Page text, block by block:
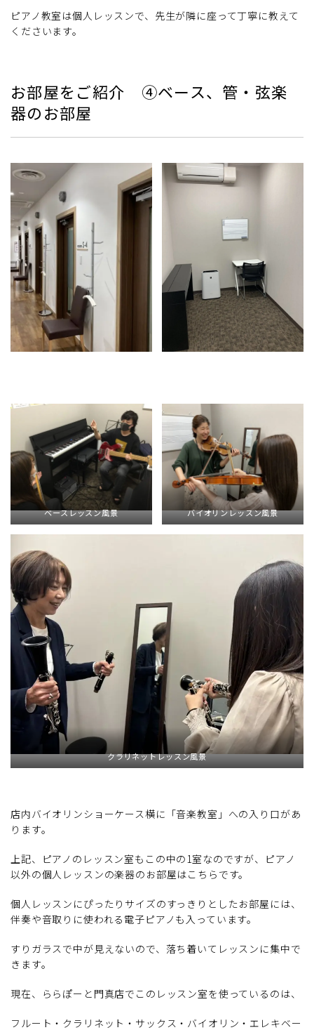
ピアノ教室は個人レッスンで、先生が隣に座って丁寧に教えて
くださいます。
お部屋をご紹介 ④ベース、管・弦楽
器のお部屋
ベースレッスン風景 バイオリンレッスン風景
クラリネットレッスン風景
店内バイオリンショーケース横に「音楽教室」への入り口があ
ります。
上記、ピアノのレッスン室もこの中の1室なのですが、ピアノ
以外の個人レッスンの楽器のお部屋はこちらです。
個人レッスンにぴったりサイズのすっきりとしたお部屋には、
伴奏や音取りに使われる電子ピアノも入っています。
すりガラスで中が見えないので、落ち着いてレッスンに集中で
きます。
現在、ららぽーと門真店でこのレッスン室を使っているのは、
フルート・クラリネット・サックス・バイオリン・エレキベー